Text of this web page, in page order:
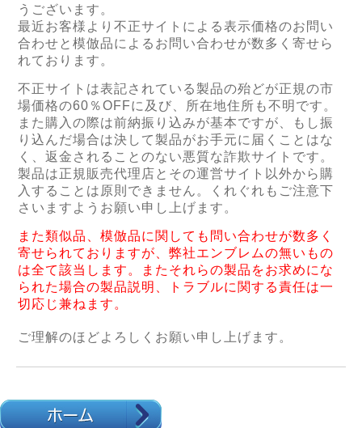
うございます。
最近お客様より不正サイトによる表示価格のお問い
合わせと模倣品による お問い合わせが数多く寄せら
れております。
不正サイトは表記されている製品の殆どが正規の市
場価格の60％OFFに及び、所在地住所も不明です。
また購入の際は前納振り込みが基本ですが、もし振
り込んだ場合は決して製品がお手元に届くことはな
く、返金されることのない悪質な詐欺サイトです。
製品は正規販売代理店とその運営サイト以外から購
入することは原則できません。くれぐれもご注意下
さいますようお願い申し上げます。
また類似品、模倣品に関しても問い合わせが数多く
寄せられておりますが、弊社エンブレムの無いもの
は全て該当します。またそれらの製品をお求めにな
られた場合の製品説明、トラブルに関する責任は一
切応じ兼ねます。
ご理解のほどよろしくお願い申し上げます。